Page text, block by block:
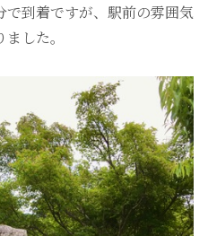
到着ですが、駅前の雰囲気
した。